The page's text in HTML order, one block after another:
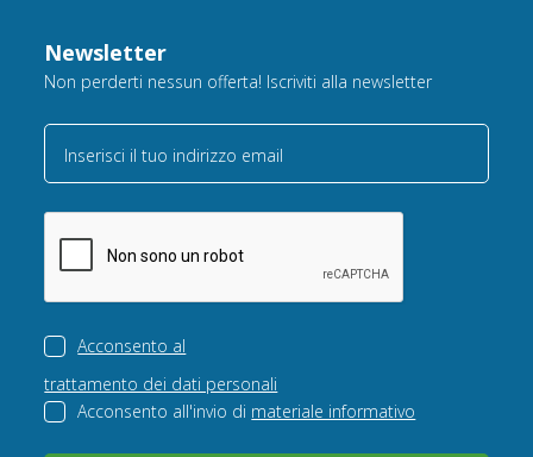
Newsletter
Non perderti nessun offerta! Iscriviti alla newsletter
Inserisci il tuo indirizzo email
Acconsento al
trattamento dei dati personali
Acconsento all'invio di materiale informativo